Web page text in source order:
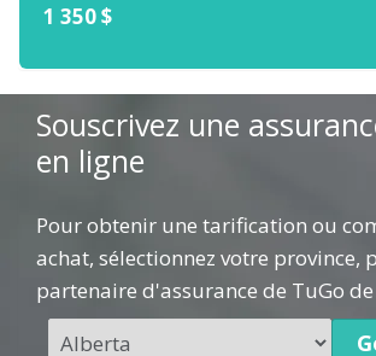
1 350 $
Souscrivez une
en ligne
Pour obtenir une tarification ou
achat, sélectionnez votre province,
partenaire d'assurance de TuGo